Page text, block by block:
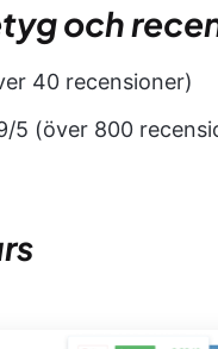
och
40 recensioner)
5 (över 800